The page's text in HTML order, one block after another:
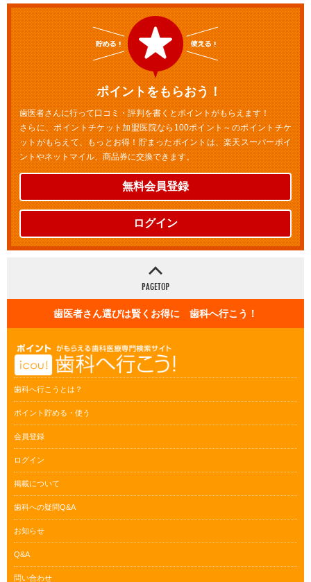
ポイントをもらおう！
歯医者さんに行って口コミ・評判を書くとポイントがもらえます！
さらに、ポイントチケット加盟医院なら100ポイント～のポイントチケ
ットがもらえて、もっとお得！貯まったポイントは、楽天スーパーポイ
ントやネットマイル、商品券に交換できます。
無料会員登録
ログイン
歯医者さん選びは賢くお得に 歯科へ行こう！
歯科へ行こうとは？
ポイント貯める・使う
会員登録
ログイン
掲載について
歯科への疑問Q&A
お知らせ
Q&A
問い合わせ